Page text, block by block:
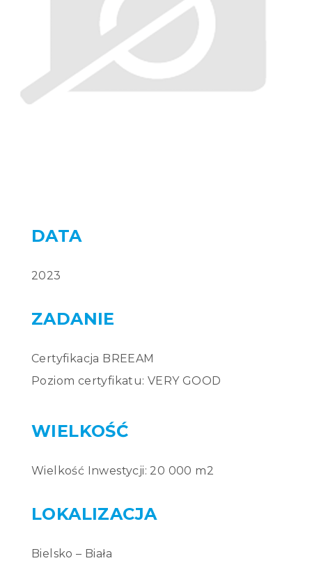
2023
Certyfikacja BREEAM
Poziom certyfikatu: VERY GOOD
Wielkość Inwestycji: 20 000 m2
Bielsko – Biała